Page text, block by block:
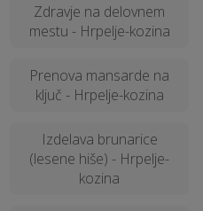
Zdravje na delovnem
mestu - Hrpelje-kozina
Prenova mansarde na
ključ - Hrpelje-kozina
Izdelava brunarice
(lesene hiše) - Hrpelje-
kozina